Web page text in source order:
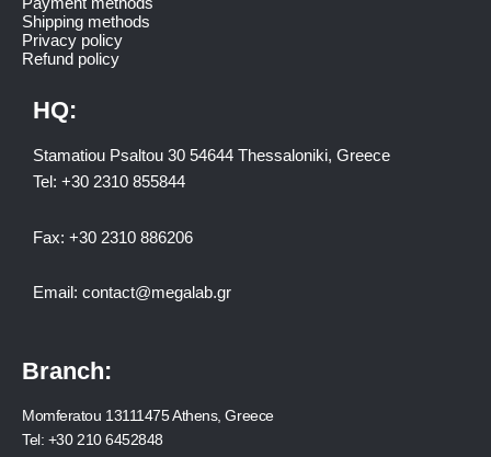
Shipping methods
Privacy policy
Refund policy
HQ:
Stamatiou Psaltou 30 54644 Thessaloniki, Greece
Tel: +30 2310 855844
Fax: +30 2310 886206
Email: contact@megalab.gr
Branch:
Momferatou 13111475 Athens, Greece
Tel: +30 210 6452848